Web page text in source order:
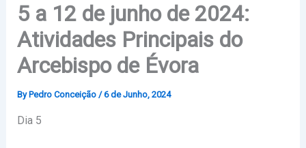
5 a 12 de junho de 2024:
Atividades Principais do
Arcebispo de Évora
By Pedro Conceição /6 de Junho, 2024
Dia 5